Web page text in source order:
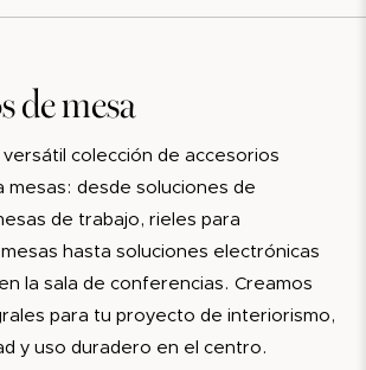
de mesa
versátil colección de accesorios
mesas: desde soluciones de
de trabajo, rieles para
hasta soluciones electrónicas
la sala de conferencias. Creamos
para tu proyecto de interiorismo,
y uso duradero en el centro.